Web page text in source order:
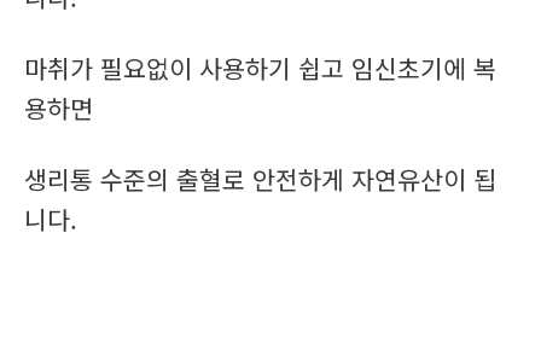
마취가 필요없이 사용하기 쉽고 임신초기에 복
용하면
생리통 수준의 출혈로 안전하게 자연유산이 됩
니다.